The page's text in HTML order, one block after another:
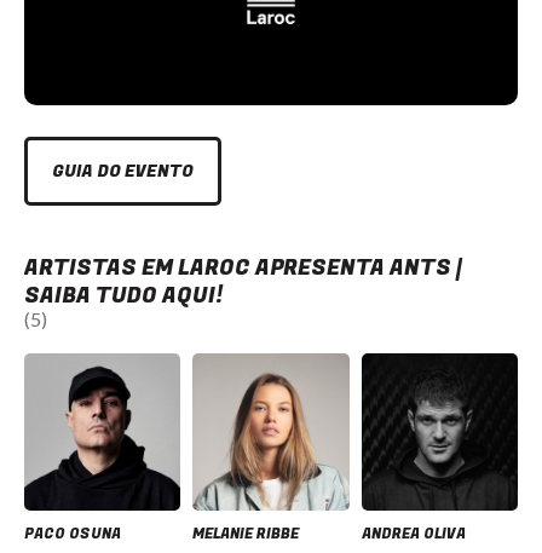
GUIA DO EVENTO
ARTISTAS EM LAROC APRESENTA ANTS |
SAIBA TUDO AQUI!
(5)
PACO OSUNA MELANIE RIBBE ANDREA OLIVA